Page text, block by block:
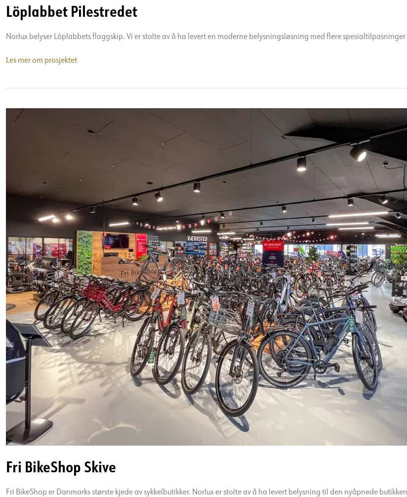
Löplabbet Pilestredet
Norlux belyser Löplabbets flaggskip. Vi er stolte av å ha levert en moderne belysningsløsning med flere
Löplabbet
Les mer om prosjektet
Fri BikeShop Skive
Fri BikeShop er Danmarks største kjede av sykkelbutikker. Norlux er stolte av å ha levert belysning til den nyåpnede